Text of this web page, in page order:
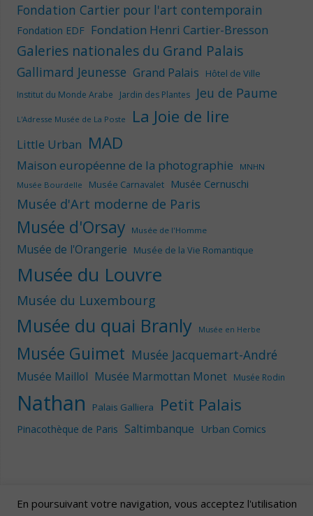
Fondation Cartier pour l'art contemporain
Fondation EDF Fondation Henri Cartier-Bresson
Galeries nationales du Grand Palais
Gallimard Jeunesse Grand Palais Hôtel de Ville
Institut du Monde Arabe Jardin des Plantes Jeu de Paume
L'Adresse Musée de La Poste La Joie de lire
Little Urban MAD
Maison européenne de la photographie
MNHN
Musée Bourdelle
Musée Carnavalet Musée Cernuschi
Musée d'Art moderne de Paris
Musée d'Orsay Musée de l'Homme
Musée de l'Orangerie Musée de la Vie Romantique
Musée du Louvre
Musée du Luxembourg
Musée du quai Branly Musée en Herbe
Musée Guimet Musée Jacquemart-André
Musée Maillol Musée Marmottan Monet Musée Rodin
Nathan Palais Galliera Petit Palais
Pinacothèque de Paris Saltimbanque Urban Comics
En poursuivant votre navigation, vous acceptez l'utilisation